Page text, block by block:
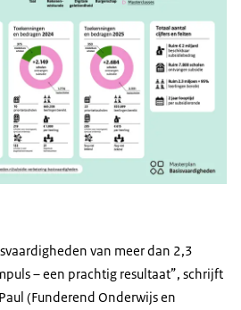
van meer dan 2,3
– een prachtig resultaat”, schrijft
(Funderend Onderwijs en